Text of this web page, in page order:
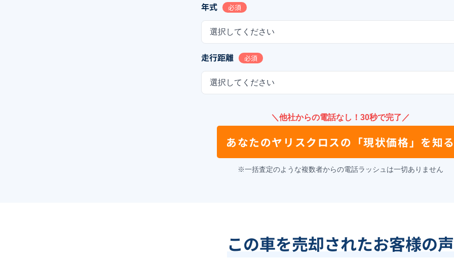
年式 必須
選択してください
走行距離 必須
選択してください
＼他社からの電話なし！30秒で完了／
あなたのヤリスクロスの 「現状価格」を知
※一括査定のような複数者からの電話ラッシュは一切ありません
この車を売却されたお客様の声